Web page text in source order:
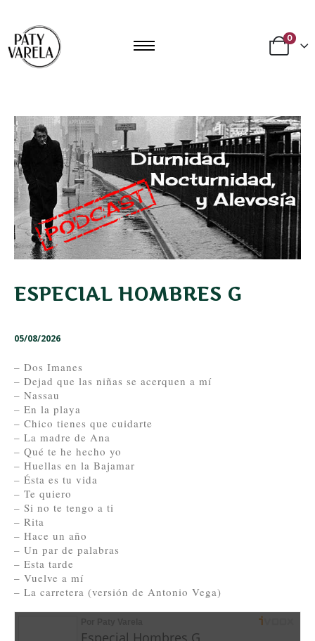
0
ESPECIAL HOMBRES G
05/08/2026
– Dos Imanes
– Dejad que las niñas se acerquen a mí
– Nassau
– En la playa
– Chico tienes que cuidarte
– La madre de Ana
– Qué te he hecho yo
– Huellas en la Bajamar
– Ésta es tu vida
– Te quiero
– Si no te tengo a ti
– Rita
– Hace un año
– Un par de palabras
– Esta tarde
– Vuelve a mí
– La carretera (versión de Antonio Vega)